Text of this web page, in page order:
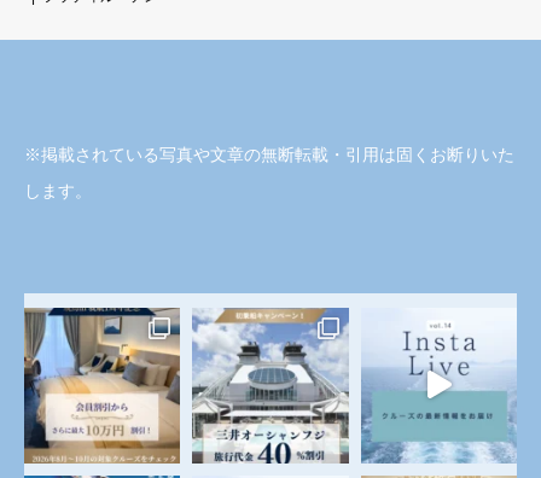
※掲載されている写真や文章の無断転載・引用は固くお断りいた
します。